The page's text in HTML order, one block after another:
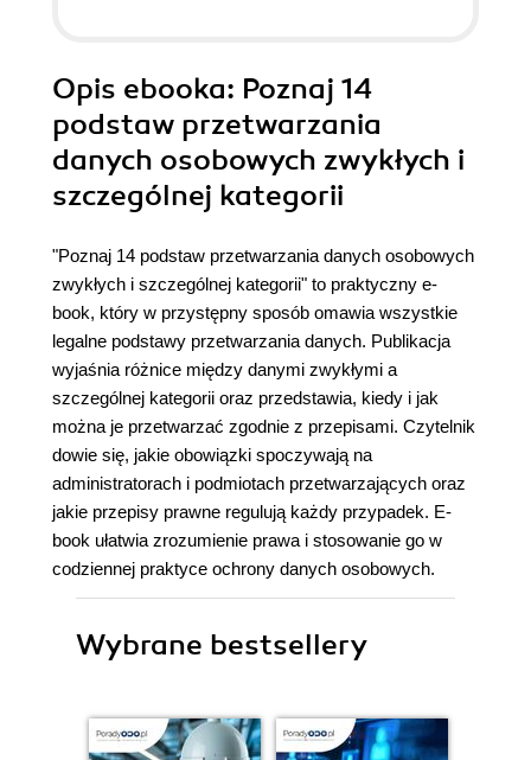
Opis ebooka: Poznaj 14
podstaw przetwarzania
danych osobowych zwykłych i
szczególnej kategorii
"Poznaj 14 podstaw przetwarzania danych osobowych
zwykłych i szczególnej kategorii" to praktyczny e-
book, który w przystępny sposób omawia wszystkie
legalne podstawy przetwarzania danych. Publikacja
wyjaśnia różnice między danymi zwykłymi a
szczególnej kategorii oraz przedstawia, kiedy i jak
można je przetwarzać zgodnie z przepisami. Czytelnik
dowie się, jakie obowiązki spoczywają na
administratorach i podmiotach przetwarzających oraz
jakie przepisy prawne regulują każdy przypadek. E-
book ułatwia zrozumienie prawa i stosowanie go w
codziennej praktyce ochrony danych osobowych.
Wybrane bestsellery